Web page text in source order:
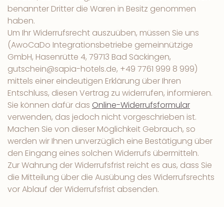
benannter Dritter die Waren in Besitz genommen
haben.
Um Ihr Widerrufsrecht auszuüben, müssen Sie uns
(AwoCaDo Integrationsbetriebe gemeinnützige
GmbH, Hasenrütte 4, 79713 Bad Säckingen,
gutschein@sapia-hotels.de, +49 7761 999 8 999)
mittels einer eindeutigen Erklärung über Ihren
Entschluss, diesen Vertrag zu widerrufen, informieren.
Sie können dafür das Online-Widerrufsformular
verwenden, das jedoch nicht vorgeschrieben ist.
Machen Sie von dieser Möglichkeit Gebrauch, so
werden wir Ihnen unverzüglich eine Bestätigung über
den Eingang eines solchen Widerrufs übermitteln.
Zur Wahrung der Widerrufsfrist reicht es aus, dass Sie
die Mitteilung über die Ausübung des Widerrufsrechts
vor Ablauf der Widerrufsfrist absenden.